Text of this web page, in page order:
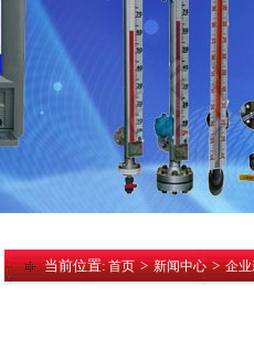
当前位置:首页>新闻中心>企